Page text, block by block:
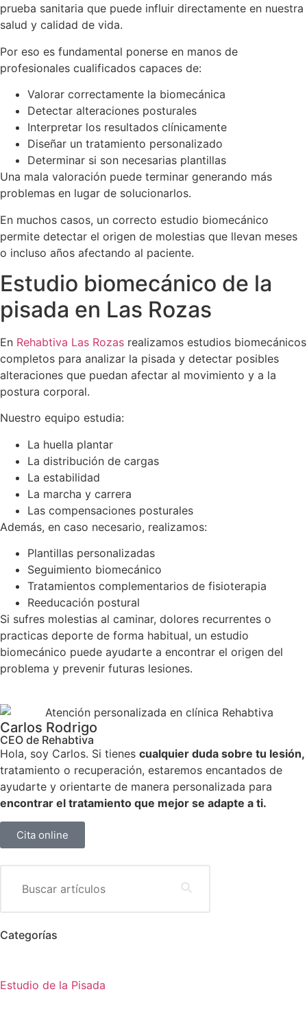
prueba sanitaria que puede influir directamente en nuestra
salud y calidad de vida.
Por eso es fundamental ponerse en manos de
profesionales cualificados capaces de:
Valorar correctamente la biomecánica
Detectar alteraciones posturales
Interpretar los resultados clínicamente
Diseñar un tratamiento personalizado
Determinar si son necesarias plantillas
Una mala valoración puede terminar generando más
problemas en lugar de solucionarlos.
En muchos casos, un correcto estudio biomecánico
permite detectar el origen de molestias que llevan meses
o incluso años afectando al paciente.
Estudio biomecánico de la
pisada en Las Rozas
En Rehabtiva Las Rozas realizamos estudios biomecánicos
completos para analizar la pisada y detectar posibles
alteraciones que puedan afectar al movimiento y a la
postura corporal.
Nuestro equipo estudia:
La huella plantar
La distribución de cargas
La estabilidad
La marcha y carrera
Las compensaciones posturales
Además, en caso necesario, realizamos:
Plantillas personalizadas
Seguimiento biomecánico
Tratamientos complementarios de fisioterapia
Reeducación postural
Si sufres molestias al caminar, dolores recurrentes o
practicas deporte de forma habitual, un estudio
biomecánico puede ayudarte a encontrar el origen del
problema y prevenir futuras lesiones.
Carlos Rodrigo
CEO de Rehabtiva
Hola, soy Carlos. Si tienes cualquier duda sobre tu lesión,
tratamiento o recuperación, estaremos encantados de
ayudarte y orientarte de manera personalizada para
encontrar el tratamiento que mejor se adapte a ti.
Cita online
Categorías
Estudio de la Pisada